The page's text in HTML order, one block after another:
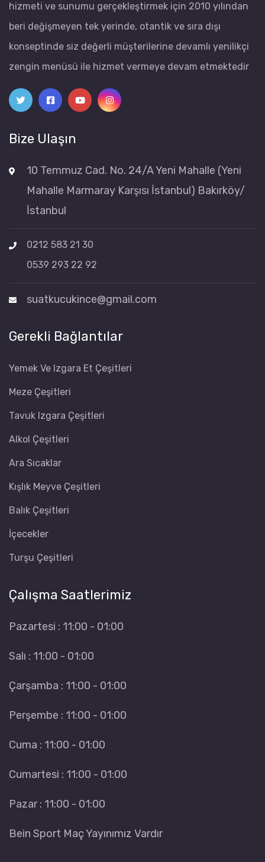
hizmeti ve sunumu gerçekleştirmek için 2010 yılından
beri değişmeyen tek yerinde, otantik ve sıra dışı
konseptinde siz değerli müşterilerine devamlı yenilikçi
zengin menüsü ile hizmet vermeye devam etmektedir
Bize Ulaşın
10 Temmuz Cad. No. 24/A Yeni Mahalle (Yeni
Mahalle Marmaray Karşısı İstanbul) Bakırköy/
İstanbul
0212 583 21 30
0539 293 22 92
suatkucukince@gmail.com
Gerekli Bağlantılar
Yemek Ve Izgara Et Çeşitleri
Meze Çeşitleri
Tavuk Izgara Çeşitleri
Alkol Çeşitleri
Ara Sıcaklar
Kışlık Meyve Çeşitleri
Balık Çeşitleri
İçecekler
Turşu Çeşitleri
Çalışma Saatlerimiz
Pazartesi : 11:00 - 01:00
Salı : 11:00 - 01:00
Çarşamba : 11:00 - 01:00
Perşembe : 11:00 - 01:00
Cuma : 11:00 - 01:00
Cumartesi : 11:00 - 01:00
Pazar : 11:00 - 01:00
Bein Sport Maç Yayınımız Vardır